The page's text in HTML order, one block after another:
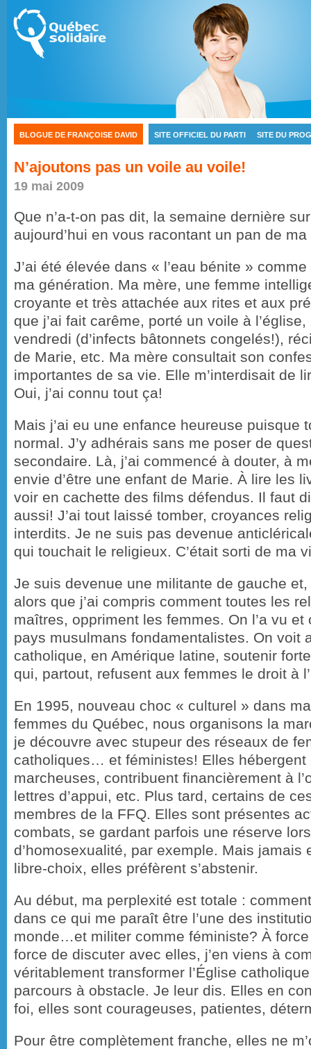
BLOGUE DE FRANÇOISE DAVID SITE OFFICIEL DU PARTI SITE DU
N’ajoutons pas un voile au voile!
19 mai 2009
Que n’a-t-on pas dit, la semaine dernière
aujourd’hui en vous racontant un pan de ma
J’ai été élevée dans « l’eau bénite »
ma génération. Ma mère, une femme
croyante et très attachée aux rites et aux
que j’ai fait carême, porté un voile à
vendredi (d’infects bâtonnets congelés!),
de Marie, etc. Ma mère consultait son
importantes de sa vie. Elle m’interdisait de
Oui, j’ai connu tout ça!
Mais j’ai eu une enfance heureuse puisque
normal. J’y adhérais sans me poser de
secondaire. Là, j’ai commencé à douter, à
envie d’être une enfant de Marie. À lire les
voir en cachette des films défendus. Il faut
aussi! J’ai tout laissé tomber, croyances
interdits. Je ne suis pas devenue
qui touchait le religieux. C’était sorti de ma
Je suis devenue une militante de gauche
alors que j’ai compris comment toutes les
maîtres, oppriment les femmes. On l’a vu
pays musulmans fondamentalistes. On voit
catholique, en Amérique latine, soutenir
qui, partout, refusent aux femmes le droit à
En 1995, nouveau choc « culturel » dans
femmes du Québec, nous organisons la
je découvre avec stupeur des réseaux de
catholiques… et féministes! Elles hébergent
marcheuses, contribuent financièrement à
lettres d’appui, etc. Plus tard, certains de
membres de la FFQ. Elles sont présentes
combats, se gardant parfois une réserve
d’homosexualité, par exemple. Mais jamais
libre-choix, elles préfèrent s’abstenir.
Au début, ma perplexité est totale :
dans ce qui me paraît être l’une des
monde…et militer comme féministe? À force
force de discuter avec elles, j’en viens à
véritablement transformer l’Église
parcours à obstacle. Je leur dis. Elles en
foi, elles sont courageuses, patientes,
Pour être complètement franche, elles ne